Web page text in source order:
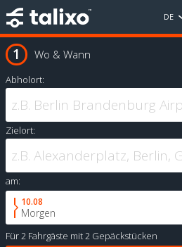
DE
Wo & Wann
Abholort:
Zielort:
am:
10.08
Morgen
Für2 Fahrgäste mit2 Gepäckstücken